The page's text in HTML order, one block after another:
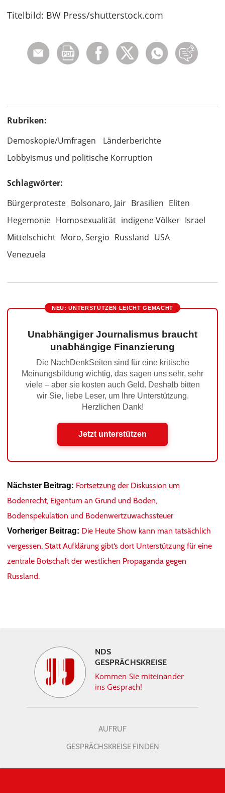
Titelbild: BW Press/shutterstock.com
Rubriken:
Demoskopie/Umfragen
Länderberichte
Lobbyismus und politische Korruption
Schlagwörter:
Bürgerproteste Bolsonaro, Jair Brasilien Eliten
Hegemonie Homosexualität indigene Völker Israel
Mittelschicht Moro, Sergio Russland USA
Venezuela
NEU: UNTERSTÜTZEN LEICHT GEMACHT
Unabhängiger Journalismus braucht
unabhängige Finanzierung
Die NachDenkSeiten sind für eine kritische
Meinungsbildung wichtig, das sagen uns sehr, sehr
viele – aber sie kosten auch Geld. Deshalb bitten
wir Sie, liebe Leser, um Ihre Unterstützung.
Herzlichen Dank!
Jetzt unterstützen
Nächster Beitrag: Fortsetzung der Diskussion um
Bodenrecht, Eigentum an Grund und Boden,
Bodenspekulation und Bodenwertzuwachssteuer
Vorheriger Beitrag: Die Heute Show kann man tatsächlich
vergessen. Statt Aufklärung gibt‘s dort Unterstützung für eine
zentrale Botschaft der westlichen Propaganda gegen
Russland.
NDS
GESPRÄCHSKREISE
Kommen Sie miteinander
ins Gespräch!
AUFRUF
GESPRÄCHSKREISE FINDEN